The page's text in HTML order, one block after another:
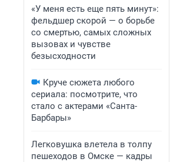
«У меня есть еще пять минут»:
фельдшер скорой — о борьбе
со смертью, самых сложных
вызовах и чувстве
безысходности
Круче сюжета любого
сериала: посмотрите, что
стало с актерами «Санта-
Барбары»
Легковушка влетела в толпу
пешеходов в Омске — кадры